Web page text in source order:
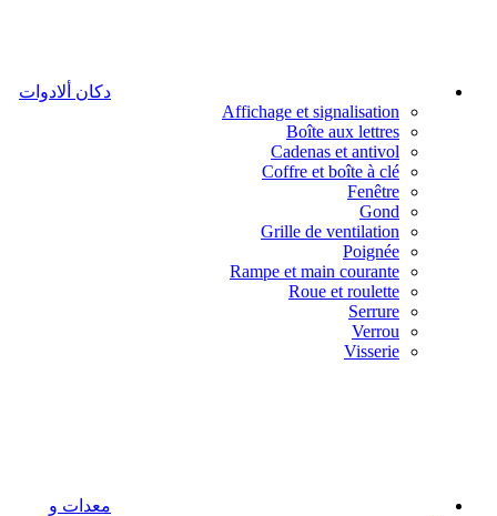
دكان ألادوات
Affichage et signalisation
Boîte aux lettres
Cadenas et antivol
Coffre et boîte à clé
Fenêtre
Gond
Grille de ventilation
Poignée
Rampe et main courante
Roue et roulette
Serrure
Verrou
Visserie
معدات و